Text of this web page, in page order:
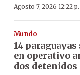
Agosto 7, 2026 12:22 p.
Mundo
14
en operativo
dos detenidos